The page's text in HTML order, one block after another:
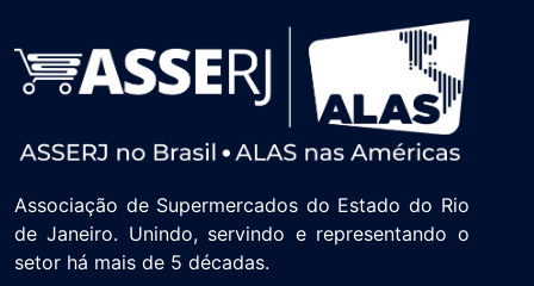
Associação de Supermercados do Estado do Rio
de Janeiro. Unindo, servindo e representando o
setor há mais de 5 décadas.